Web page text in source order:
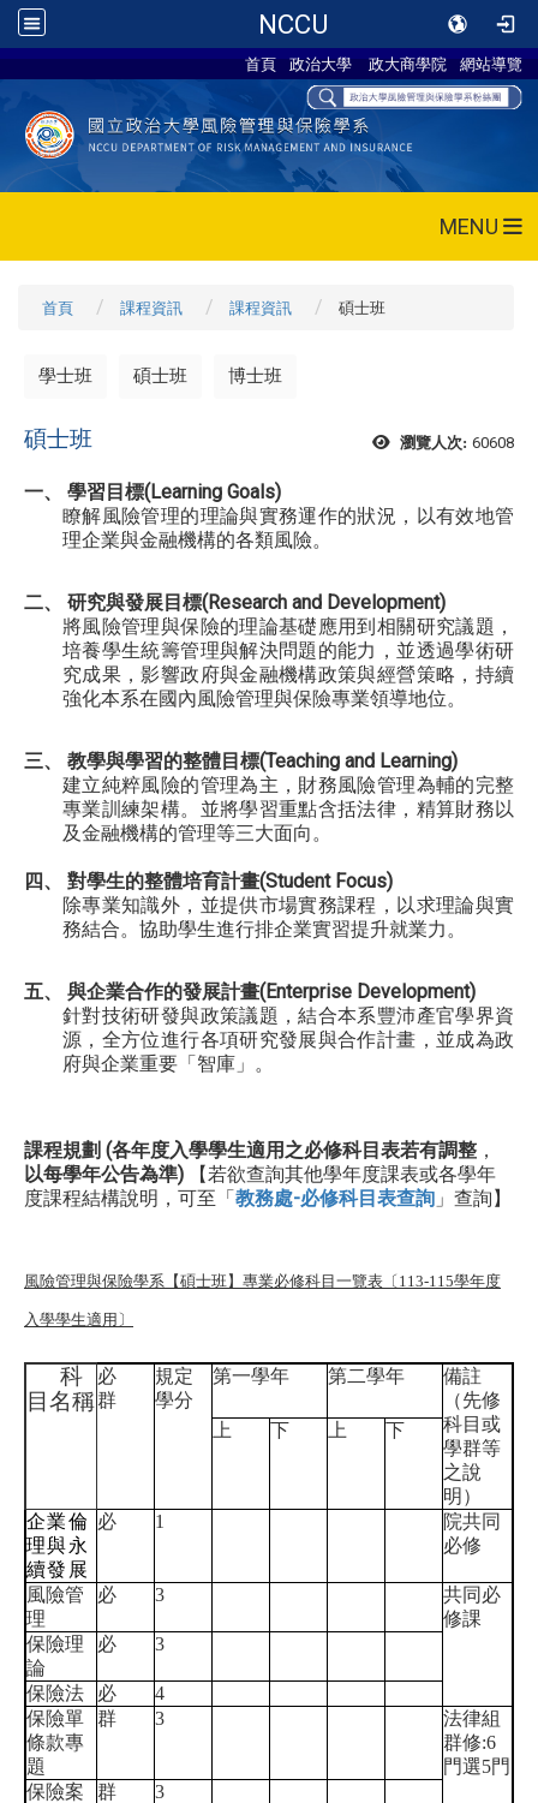
NCCU
首頁 政治大學 政大商學院 網站導覽
MENU
首頁 課程資訊 課程資訊 碩士班
學士班 碩士班 博士班
瀏覽人次: 60608
碩士班
一、 學習目標(Learning Goals)
瞭解風險管理的理論與實務運作的狀況，以有效地管
理企業與金融機構的各類風險。
二、 研究與發展目標(Research and Development)
將風險管理與保險的理論基礎應用到相關研究議題，
培養學生統籌管理與解決問題的能力，並透過學術研
究成果，影響政府與金融機構政策與經營策略，持續
強化本系在國內風險管理與保險專業領導地位。
三、 教學與學習的整體目標(Teaching and Learning)
建立純粹風險的管理為主，財務風險管理為輔的完整
專業訓練架構。並將學習重點含括法律，精算財務以
及金融機構的管理等三大面向。
四、 對學生的整體培育計畫(Student Focus)
除專業知識外，並提供市場實務課程，以求理論與實
務結合。協助學生進行排企業實習提升就業力。
五、 與企業合作的發展計畫(Enterprise Development)
針對技術研發與政策議題，結合本系豐沛產官學界資
源，全方位進行各項研究發展與合作計畫，並成為政
府與企業重要「智庫」。
課程規劃 (各年度入學學生適用之必修科目表若有調整 ，
以每學年公告為準) 【若欲查詢其他學年度課表或各學年
度課程結構說明，可至「教務處-必修科目表查詢 」查詢】
風險管理與保險學系【碩士班】專業必修科目一覽表〔113-115學年度
入學學生適用〕
科
目名稱
必
群
規定
學分
第一學年 第二學年
備註
（先修
科目或
學群等
之說
明）
上 下 上 下
企業倫
理與永
續發展
必 1
院共同
必修
風險管
理
必 3
共同必
修課
保險理
論
必 3
保險法 必
4
保險單
條款專
題
群 3
法律組
群修:6
門選5門
保險案
群 3